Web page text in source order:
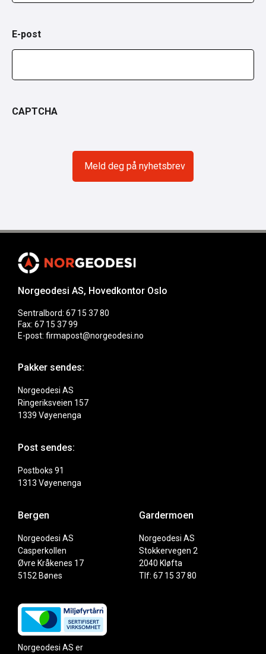
E-post
CAPTCHA
Norgeodesi AS, Hovedkontor Oslo
Sentralbord: 67 15 37 80
Fax: 67 15 37 99
E-post: firmapost@norgeodesi.no
Pakker sendes:
Norgeodesi AS
Ringeriksveien 157
1339 Vøyenenga
Post sendes:
Postboks 91
1313 Vøyenenga
Bergen
Norgeodesi AS
Casperkollen
Øvre Kråkenes 17
5152 Bønes
Gardermoen
Norgeodesi AS
Stokkervegen 2
2040 Kløfta
Tlf: 67 15 37 80
Norgeodesi AS er